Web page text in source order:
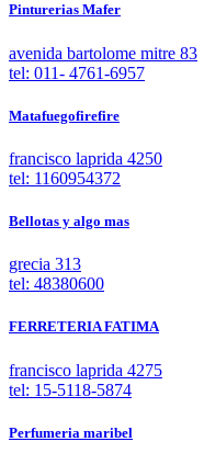
Pinturerias Mafer
avenida bartolome mitre 83
tel: 011- 4761-6957
Matafuegofirefire
francisco laprida 4250
tel: 1160954372
Bellotas y algo mas
grecia 313
tel: 48380600
FERRETERIA FATIMA
francisco laprida 4275
tel: 15-5118-5874
Perfumeria maribel